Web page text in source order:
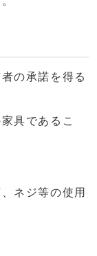
の承諾を得る
具であるこ
ネジ等の使用